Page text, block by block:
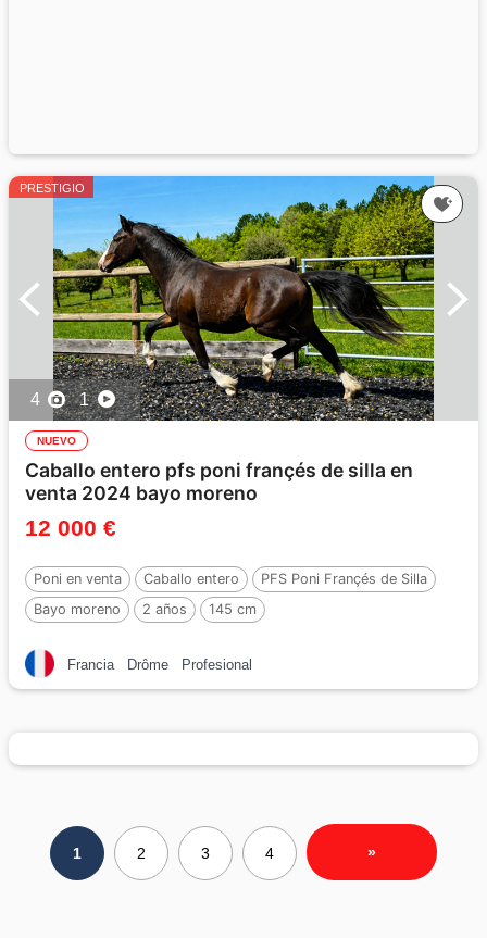
PRESTIGIO
4 1
NUEVO
Caballo entero pfs poni françés de silla en
venta 2024 bayo moreno
12 000 €
Poni en venta Caballo entero
PFS Poni Françés de Silla
Bayo moreno
2 años 145 cm
Francia Drôme Profesional
1 2 3 4 »